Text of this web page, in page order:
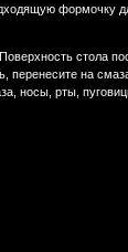
формочку
стола
на
носы, рты,